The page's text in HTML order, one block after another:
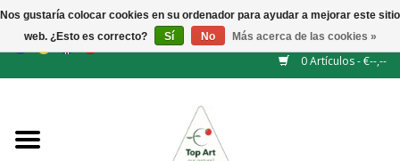
GBP/CHF /BGN/
0 Artículos - €--,--
NUEVO
Nos gustaría colocar cookies en su ordenador para ayudar a mejorar este sitio
web. ¿Esto es correcto?
Sí No Más acerca de las cookies »